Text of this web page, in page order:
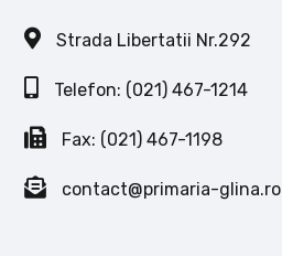
Strada Libertatii Nr.292
Telefon: (021) 467-1214
Fax: (021) 467-1198
contact@primaria-glina.ro